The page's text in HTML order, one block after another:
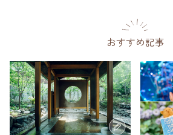
おすすめ記事